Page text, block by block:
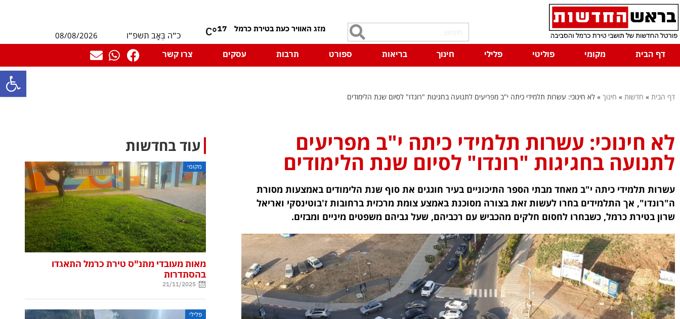
פתח
17
°C כ״ה בְּאָב תשפ״ו
08/08/2026
דף הבית
מקומי פוליטי פלילי חינוך בריאות ספורט תרבות עסקים צרו קשר
דף הבית » חדשות » חינוך » לא חינוכי: עשרות תלמידי כיתה י"ב מפריעים לתנועה בחגיגות "רונדו" לסיום שנת הלימודים
לא חינוכי: עשרות תלמידי כיתה י"ב מפריעים
לתנועה בחגיגות "רונדו" לסיום שנת הלימודים
עשרות תלמידי כיתה י"ב מאחד מבתי הספר התיכוניים בעיר חוגגים את סוף שנת הלימודים באמצעות מסורת
ה"רונדו", אך התלמידים בחרו לעשות זאת בצורה מסוכנת באמצע צומת מרכזית ברחובות ז'בוטינסקי ואריאל
שרון בטירת כרמל, כשבחרו לחסום חלקים מהכביש עם רכביהם, שעל גביהם משפטים מיניים ומבזים.
עוד בחדשות
מקומי
מאות מעובדי מתנ"ס טירת כרמל התאגדו
בהסתדרות
21/11/2025
פלילי